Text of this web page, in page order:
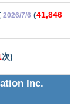
2026/7/6 (41,846
次)
Inc.